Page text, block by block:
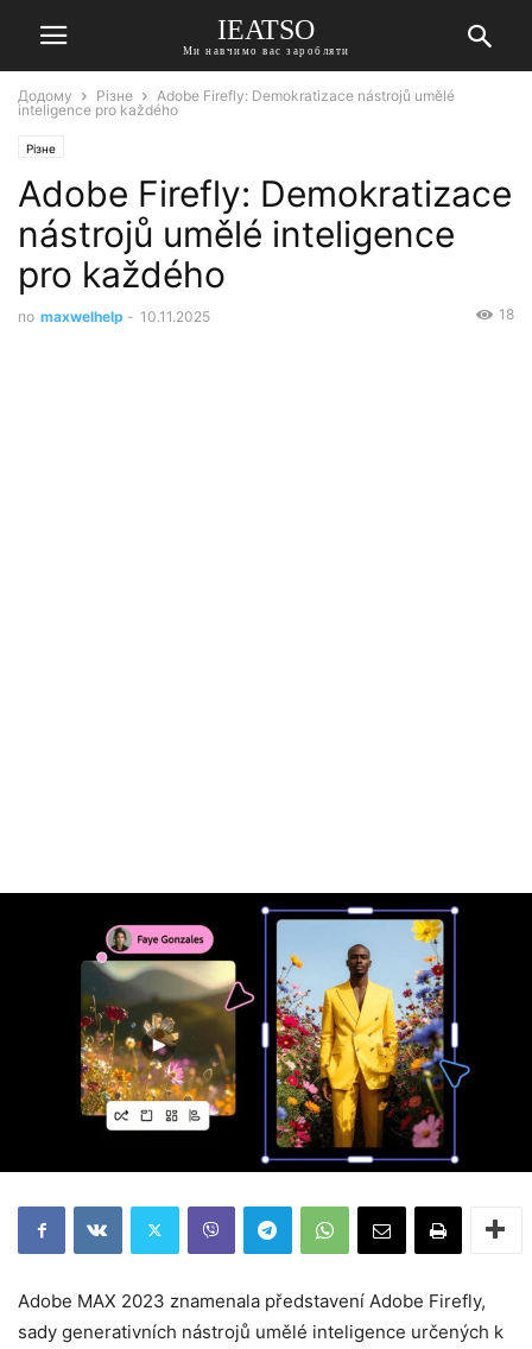
IEATSO
Ми навчимо вас заробляти
Додому Різне
Adobe Firefly: Demokratizace nástrojů umělé
inteligence pro každého
Різне
Adobe Firefly: Demokratizace
nástrojů umělé inteligence
pro každého
по maxwelhelp - 10.11.2025 18
Adobe MAX 2023 znamenala představení Adobe Firefly,
sady generativních nástrojů umělé inteligence určených k